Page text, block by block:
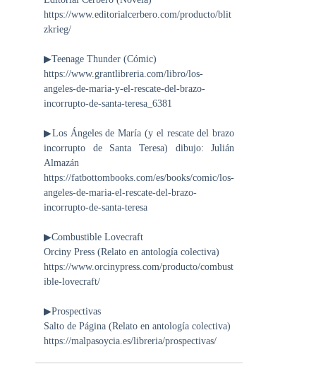
https://www.editorialcerbero.com/producto/blit
zkrieg/
▶Teenage Thunder (Cómic)
https://www.grantlibreria.com/libro/los-
angeles-de-maria-y-el-rescate-del-brazo-
incorrupto-de-santa-teresa_6381
▶Los Ángeles de María (y el rescate del brazo
incorrupto de Santa Teresa) dibujo: Julián
Almazán
https://fatbottombooks.com/es/books/comic/los-
angeles-de-maria-el-rescate-del-brazo-
incorrupto-de-santa-teresa
▶Combustible Lovecraft
Orciny Press (Relato en antología colectiva)
https://www.orcinypress.com/producto/combust
ible-lovecraft/
▶Prospectivas
Salto de Página (Relato en antología colectiva)
https://malpasoycia.es/libreria/prospectivas/